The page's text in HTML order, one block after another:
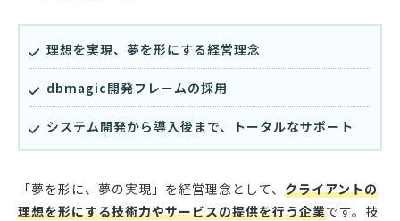
理想を実現、夢を形にする経営理念
dbmagic開発フレームの採用
システム開発から導入後まで、トータルなサポート
「夢を形に、夢の実現」を経営理念として、 クライアントの
理想を形にする技術力やサービスの提供を行う企業です。技